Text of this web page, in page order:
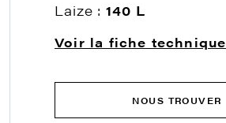
Laize :140 L
Voir la fiche technique
NOUS TROUVER